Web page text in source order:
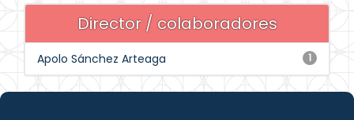
Director / colaboradores
1
Apolo Sánchez Arteaga